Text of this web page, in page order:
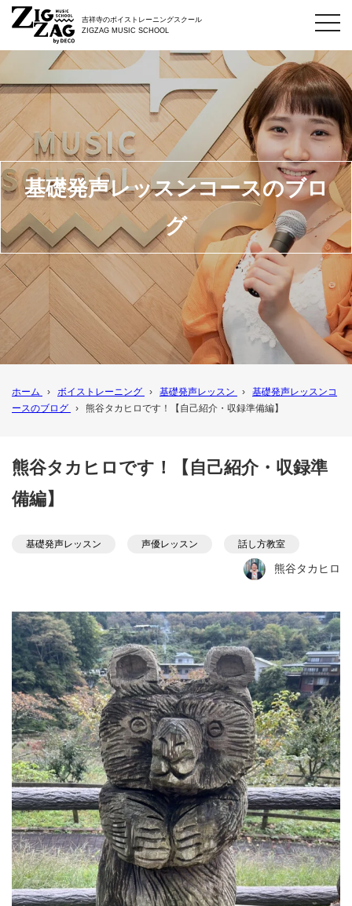
吉祥寺のボイストレーニングスクール
ZIGZAG MUSIC SCHOOL
基礎発声レッスンコースのブロ
グ
ホーム › ボイストレーニング › 基礎発声レッスン ›
基礎発声レッスンコ
ースのブログ
› 熊谷タカヒロです！【自己紹介・収録準備編】
熊谷タカヒロです！【自己紹介・収録準
備編】
基礎発声レッスン 声優レッスン 話し方教室
熊谷タカヒロ